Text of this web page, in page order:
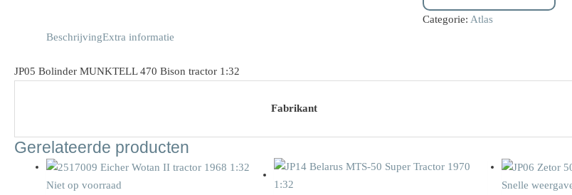
Categorie: Atlas
BeschrijvingExtra informatie
JP05 Bolinder MUNKTELL 470 Bison tractor 1:32
Fabrikant
Gerelateerde producten
Niet op voorraad
Snelle